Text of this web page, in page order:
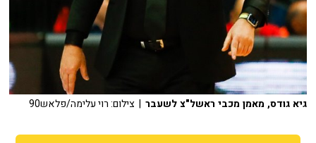
גיא גודס, מאמן מכבי ראשל"צ לשעבר | צילום: רוי עלימה/פלאש90